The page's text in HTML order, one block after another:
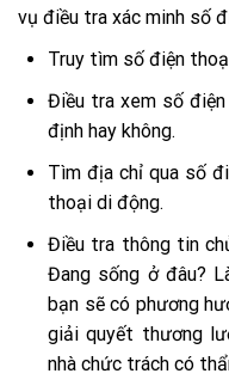
vụ điều tra xác minh số
Truy tìm số điện
Điều tra xem số
định hay không.
Tìm địa chỉ qua số
thoại di động.
Điều tra thông tin
Đang sống ở đâu?
bạn sẽ có phương
giải quyết thương
nhà chức trách có